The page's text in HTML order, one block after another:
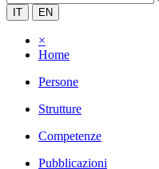
IT EN
×
Home
Persone
Strutture
Competenze
Pubblicazioni